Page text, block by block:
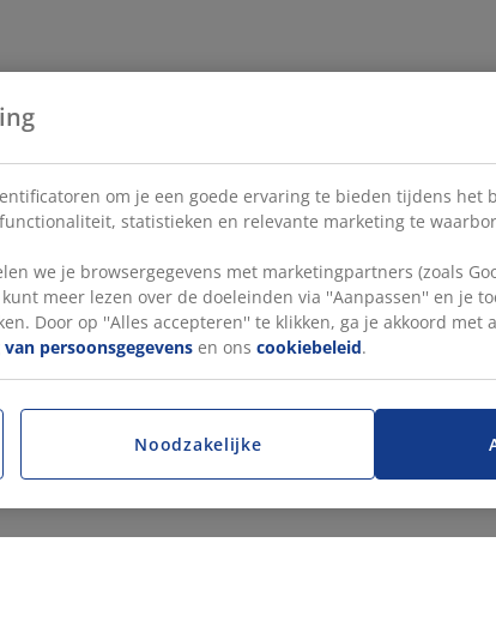
om je een goede ervaring te bieden tijdens het
statistieken en relevante marketing te
we je browsergegevens met marketingpartners (zoals
meer lezen over de doeleinden via ''Aanpassen'' en je
Door op ''Alles accepteren'' te klikken, ga je akkoord met
persoonsgegevens en ons cookiebeleid.
Noodzakelijke